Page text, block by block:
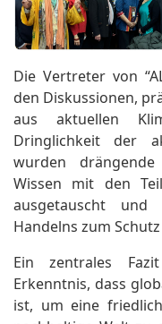
Die Vertreter von
den Diskussionen,
aus aktuellen
Dringlichkeit der
wurden
Wissen mit den
ausgetauscht und
Handelns zum
Ein zentrales
Erkenntnis, dass
ist, um eine